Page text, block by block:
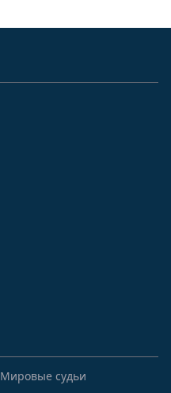
Мировые судьи